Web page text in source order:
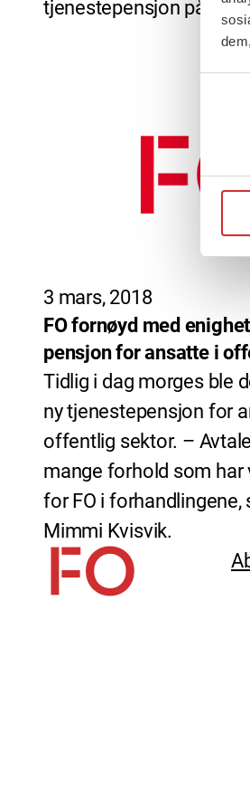
tjenestepensjon på 1-2-
3 mars, 2018
FO fornøyd med
pensjon for ansatte i
Tidlig i dag morges ble
ny tjenestepensjon for
offentlig sektor. –
mange forhold som
for FO i forhandlingene,
Mimmi Kvisvik.